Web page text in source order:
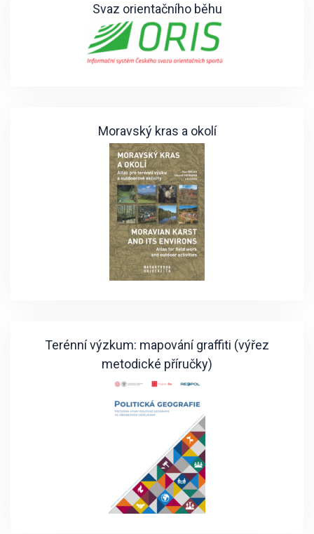
Svaz orientačního běhu
Moravský kras a okolí
Terénní výzkum: mapování graffiti (výřez
metodické příručky)